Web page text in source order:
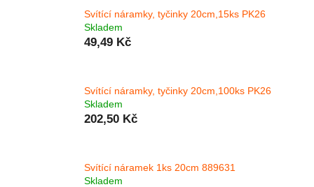
Svítící náramky, tyčinky 20cm,15ks PK26
Skladem
49,49 Kč
Svítící náramky, tyčinky 20cm,100ks PK26
Skladem
202,50 Kč
Svítící náramek 1ks 20cm 889631
Skladem